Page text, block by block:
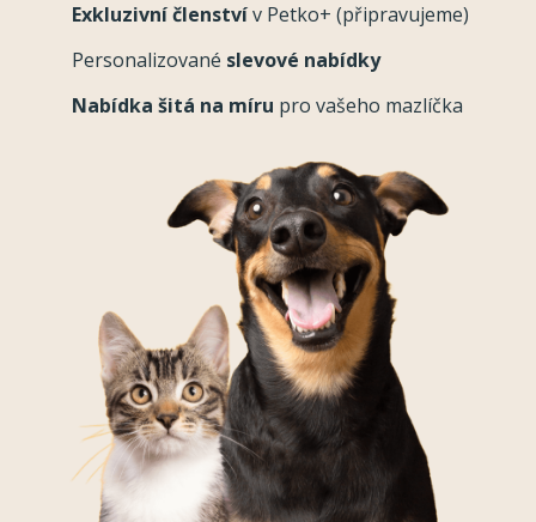
Exkluzivní členstvív Petko+ (připravujeme)
Personalizované slevové nabídky
Nabídka šitá na míru pro vašeho mazlíčka